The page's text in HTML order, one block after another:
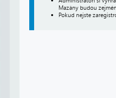
Mazány budou
Pokud nejste